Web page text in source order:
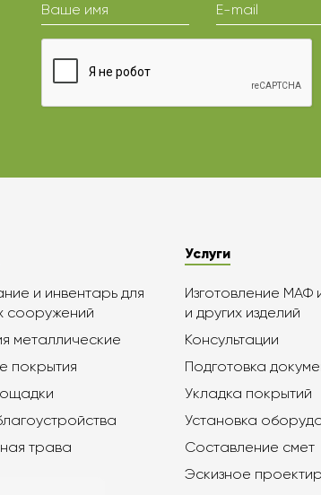
Ваше имя E-mail
и инвентарь для
сооружений
металлические
покрытия
трава
Услуги
Изготовление МАФ
и других изделий
Консультации
Подготовка
Укладка покрытий
Установка
Составление смет
Эскизное